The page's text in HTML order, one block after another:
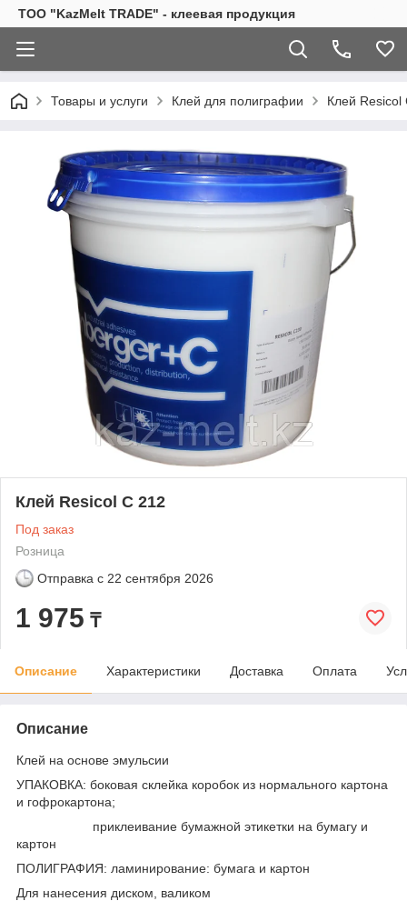
TOO "KazMelt TRADE" - клеевая продукция
Товары и услуги Клей для полиграфии Клей Resicol
Клей Resicol C 212
Под заказ
Розница
Отправка с 22 сентября 2026
1 975 ₸
Описание Характеристики Доставка Оплата
Описание
Клей на основе эмульсии
УПАКОВКА: боковая склейка коробок из нормального картона
и гофрокартона;
приклеивание бумажной этикетки на бумагу и
картон
ПОЛИГРАФИЯ: ламинирование: бумага и картон
Для нанесения диском, валиком